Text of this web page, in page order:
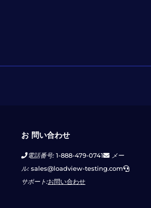
お 問い合わせ
電話番号:1-888-479-0741
メー
ル:sales@loadview-testing.com
サポート:お問い合わせ